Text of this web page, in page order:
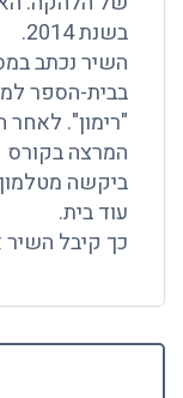
בשנת 2014.
השיר נכתב
בבית-הספר
"רימון". לאחר
המרצה בקורס
ביקשה
עוד בית.
כך קיבל השיר